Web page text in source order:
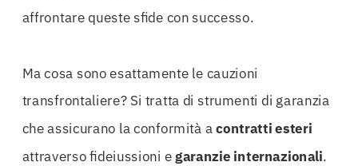
affrontare queste sfide con successo.
Ma cosa sono esattamente le cauzioni
transfrontaliere? Si tratta di strumenti di garanzia
che assicurano la conformità acontratti esteri
attraverso fideiussioni egaranzie internazionali.